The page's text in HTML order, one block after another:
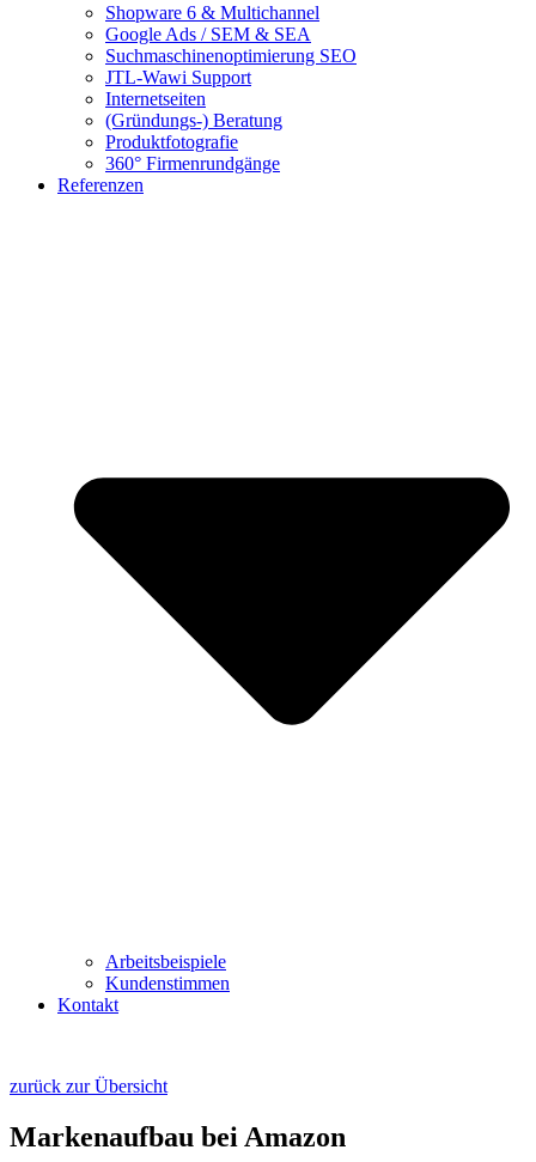
Shopware 6 & Multichannel
Google Ads / SEM & SEA
Suchmaschinenoptimierung SEO
JTL-Wawi Support
Internetseiten
(Gründungs-) Beratung
Produktfotografie
360° Firmenrundgänge
Referenzen
Arbeitsbeispiele
Kundenstimmen
Kontakt
zurück zur Übersicht
Markenaufbau bei Amazon